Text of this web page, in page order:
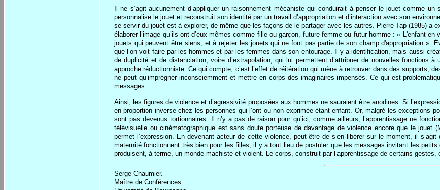
Il ne s’agit aucunement d’appliquer un raisonnement mécaniste qui conduirait à penser le jouet comme
personnalise le jouet et reconstruit son identité par un travail d’appropriation et d’interaction avec son
se servir du jouet est à explorer, de même que les façons de le partager avec les autres. Pierre Tap (1985)
élaborer l’image qu’ils ont d’eux-mêmes comme fille ou garçon, future femme ou futur homme : « L'enfant
jouets qui peuvent être siens, et à rejeter les jouets qui ne font pas partie de son champ d'appropriation ».
que l’on voit faire par les hommes et par les femmes dans son entourage. Il y a identification, mais aussi
de duplicité et de distanciation, voire d’extrapolation, qui lui permettent d’attribuer de nouvelles fonctions
approche réductionniste. Ce qui compte, c’est l’effet de réitération qui mène à retrouver dans des supports,
ne peut qu’imprégner inconsciemment et mettre en corps des imaginaires impensés. Ce qui est
messages.
Ainsi, les figures de violence et d’agressivité proposées aux hommes ne sauraient être anodines. Si
en proportion inverse chez les personnes qui l’ont ou non exprimée étant enfant. Or, malgré les
sont pas devenus tortionnaires. Il n’y a pas de raison pour qu’ici, comme ailleurs, l’apprentissage ne
télévisuelle ou cinématographique est sans doute porteuse de davantage de violence encore que le jouet
permet l’expression. En devenant acteur de cette violence, peut-être de s’en libérer sur le moment, il
maternité fonctionnent très bien pour les filles, il y a tout lieu de postuler que les messages invitant les
produisent, à terme, un monde machiste et violent. Le corps, construit par l’apprentissage de certains gestes,
Serge Chaumier.
Maître de Conférences.